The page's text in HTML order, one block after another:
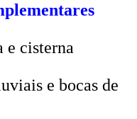
e cisterna
e bocas de